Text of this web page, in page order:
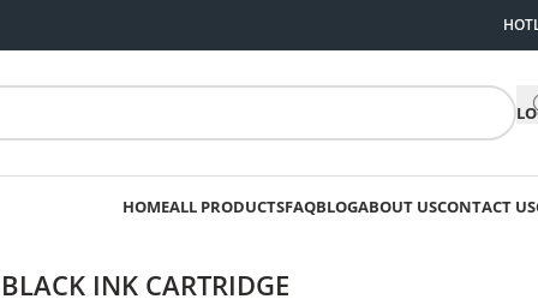
HOMEALL PRODUCTSFAQBLOGABOUT USCONTACT US
BLACK INK CARTRIDGE